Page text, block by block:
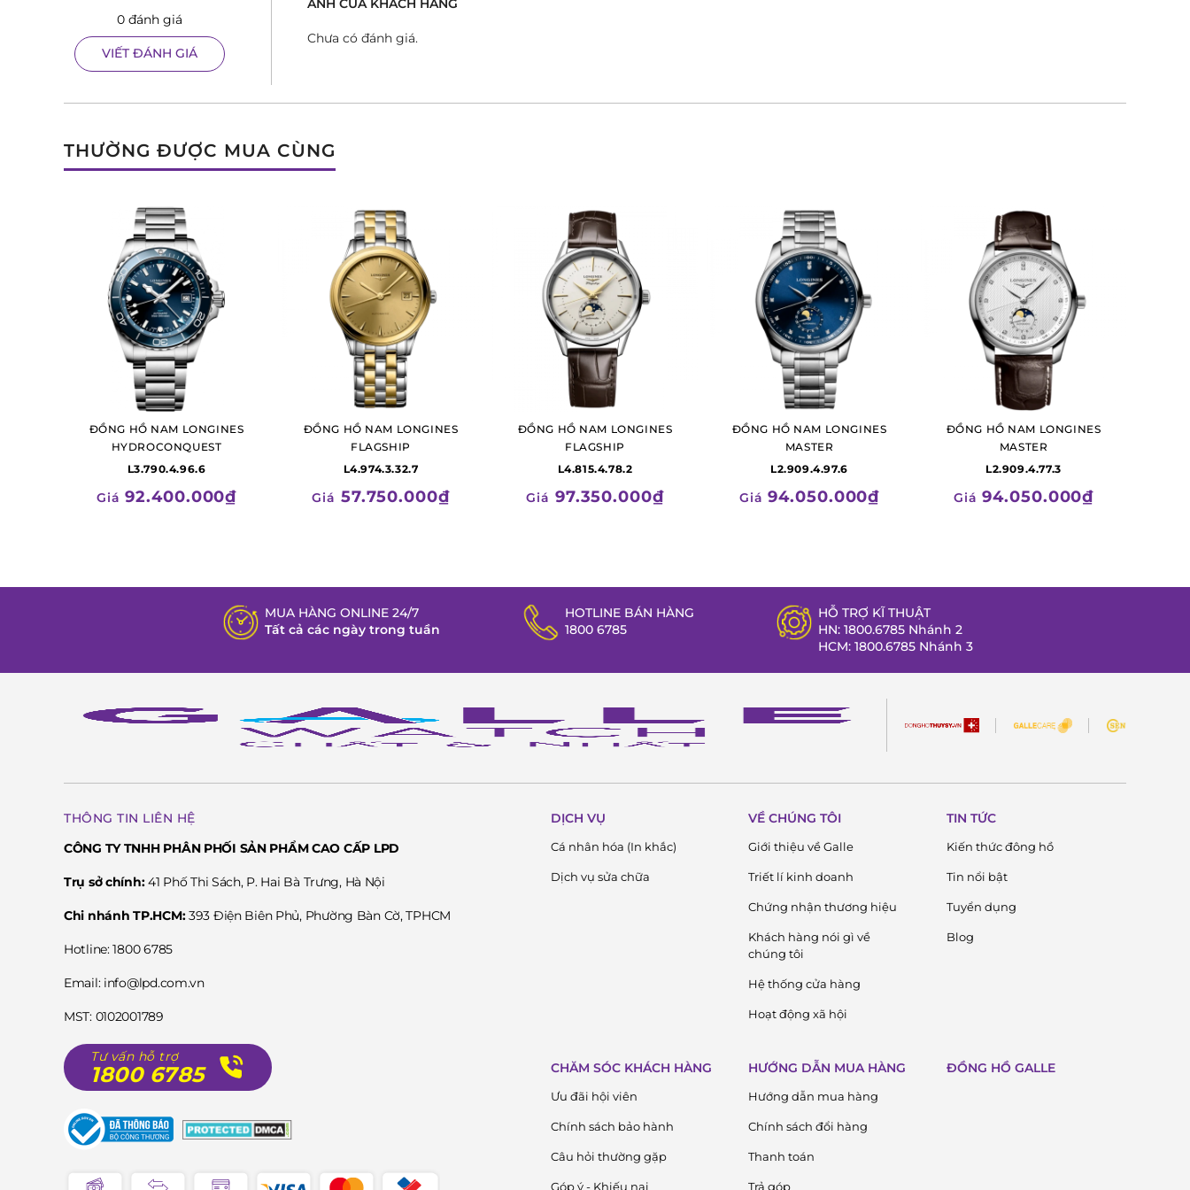
0 đánh giá
VIẾT ĐÁNH GIÁ
ẢNH CỦA KHÁCH HÀNG
Chưa có đánh giá.
THƯỜNG ĐƯỢC MUA CÙNG
ĐỒNG HỒ NAM LONGINES
HYDROCONQUEST
L3.790.4.96.6
Giá 92.400.000₫
ĐỒNG HỒ NAM LONGINES
FLAGSHIP
L4.974.3.32.7
Giá 57.750.000₫
ĐỒNG HỒ NAM LONGINES
FLAGSHIP
L4.815.4.78.2
Giá 97.350.000₫
ĐỒNG HỒ NAM LONGINES
MASTER
L2.909.4.97.6
Giá 94.050.000₫
ĐỒNG HỒ NAM LONGINES
MASTER
L2.909.4.77.3
Giá 94.050.000₫
MUA HÀNG ONLINE 24/7
Tất cả các ngày trong tuần
HOTLINE BÁN HÀNG
1800 6785
HỖ TRỢ KĨ THUẬT
HN: 1800.6785 Nhánh 2
HCM: 1800.6785 Nhánh 3
THÔNG TIN LIÊN HỆ
CÔNG TY TNHH PHÂN PHỐI SẢN PHẨM CAO CẤP LPD
Trụ sở chính:41 Phố Thi Sách, P. Hai Bà Trưng, Hà Nội
Chi nhánh TP.HCM:393 Điện Biên Phủ, Phường Bàn Cờ, TPHCM
Hotline: 1800 6785
Email: info@lpd.com.vn
MST: 0102001789
Tư vấn hỗ trợ
1800 6785
DỊCH VỤ
Cá nhân hóa (In khắc)
Dịch vụ sửa chữa
VỀ CHÚNG TÔI
Giới thiệu về Galle
Triết lí kinh doanh
Chứng nhận thương hiệu
Khách hàng nói gì về
chúng tôi
Hệ thống cửa hàng
Hoạt động xã hội
TIN TỨC
Kiến thức đông hồ
Tin nổi bật
Tuyển dụng
Blog
CHĂM SÓC KHÁCH HÀNG
Ưu đãi hội viên
Chính sách bảo hành
Câu hỏi thường gặp
Góp ý - Khiếu nại
HƯỚNG DẪN MUA HÀNG
Hướng dẫn mua hàng
Chính sách đổi hàng
Thanh toán
Trả góp
ĐỒNG HỒ GALLE